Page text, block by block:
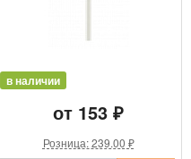
в наличии
от 153 ₽
Розница: 239.00 ₽